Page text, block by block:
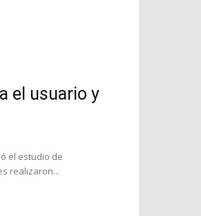
el usuario y
el estudio de
realizaron...